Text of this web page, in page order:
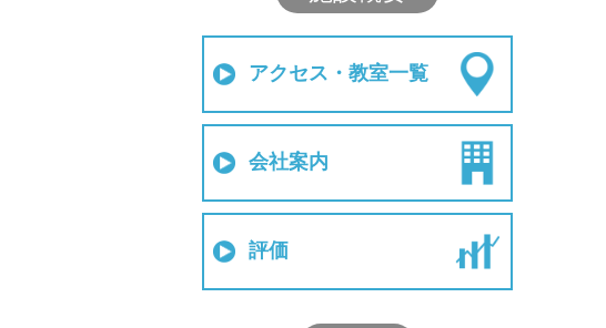
アクセス・教室一覧
会社案内
評価